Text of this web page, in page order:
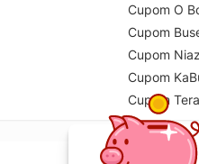
Cupom O
Cupom
Cupom
Cupom
Cupom